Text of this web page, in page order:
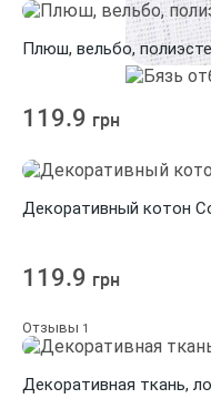
Плюш, вельбо,
119.9 грн
Декоративный котон
119.9 грн
Отзывы 1
Декоративная ткань,